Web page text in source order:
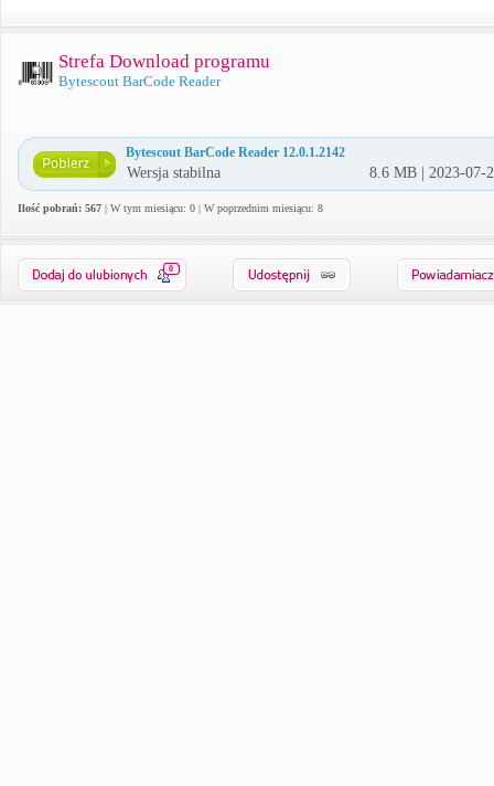
Strefa Download programu
Bytescout BarCode Reader
Bytescout BarCode Reader 12.0.1.2142
Wersja stabilna 8.6 MB | 2023-07-
Ilość pobrań: 567 | W tym miesiącu: 0 | W poprzednim miesiącu: 8
0